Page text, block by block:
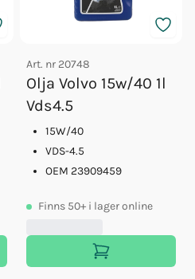
Art. nr 20748
Olja Volvo 15w/40 1l
Vds4.5
15W/40
VDS-4.5
OEM 23909459
Finns 50+ i lager online